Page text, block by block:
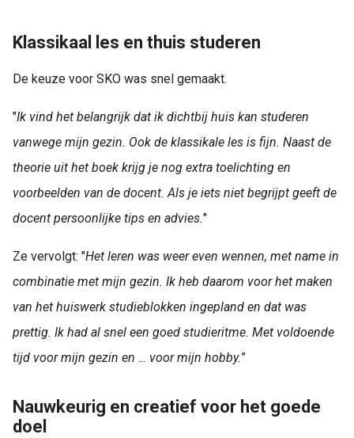
Klassikaal les en thuis studeren
De keuze voor SKO was snel gemaakt.
"Ik vind het belangrijk dat ik dichtbij huis kan studeren
vanwege mijn gezin. Ook de klassikale les is fijn. Naast de
theorie uit het boek krijg je nog extra toelichting en
voorbeelden van de docent. Als je iets niet begrijpt geeft de
docent persoonlijke tips en advies."
Ze vervolgt: "Het leren was weer even wennen, met name in
combinatie met mijn gezin. Ik heb daarom voor het maken
van het huiswerk studieblokken ingepland en dat was
prettig. Ik had al snel een goed studieritme. Met voldoende
tijd voor mijn gezin en … voor mijn hobby.”
Nauwkeurig en creatief voor het goede
doel